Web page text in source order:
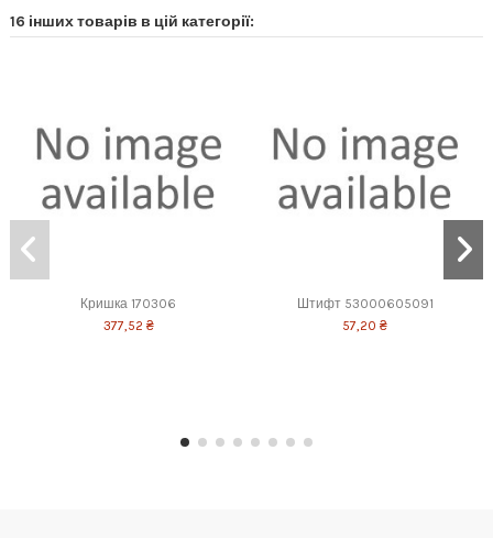
16 інших товарів в цій категорії:
Кришка 170306
377,52 ₴
Штифт 53000605091
57,20 ₴